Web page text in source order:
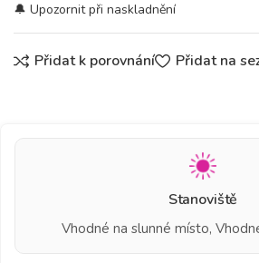
Přidat k porovnání Přidat na
Stanoviště
Vhodné na slunné místo,